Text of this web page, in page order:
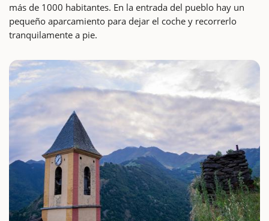
más de 1000 habitantes. En la entrada del pueblo hay un
pequeño aparcamiento para dejar el coche y recorrerlo
tranquilamente a pie.